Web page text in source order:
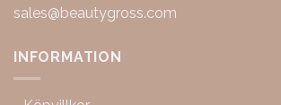
sales@beautygross.com
INFORMATION